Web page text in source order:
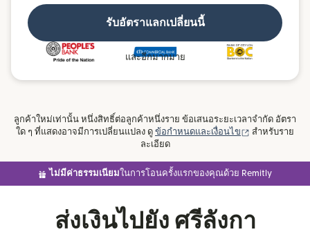
รับอัตราแลกเปลี่ยนนี้
และอีกมากมาย
ลูกค้าใหม่เท่านั้น หนึ่งสิทธิ์ต่อลูกค้าหนึ่งราย ข้อเสนอระยะเวลาจำกัด อัตรา
ใด ๆ ที่แสดงอาจมีการเปลี่ยนแปลง ดู ข้อกำหนดและเงื่อนไข (เปิดในหน้าต่า
สำหรับราย
ละเอียด
ไม่มีค่าธรรมเนียม ในการโอนครั้งแรกของคุณด้วย Remitly
ส่งเงินไปยัง ศรีลังกา